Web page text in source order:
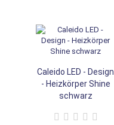
Caleido LED - Design
- Heizkörper Shine
schwarz